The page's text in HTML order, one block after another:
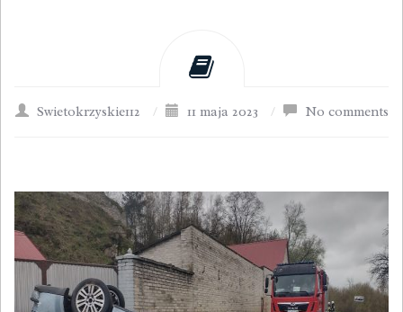
Swietokrzyskie112 / 11 maja 2023 / No comments